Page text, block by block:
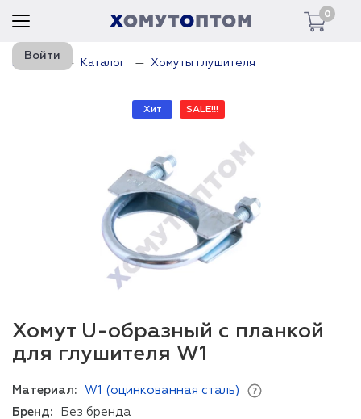
0
Войти
Главная Каталог Хомуты глушителя
Хит SALE!!!
Хомут U-образный с планкой
для глушителя W1
Материал:
W1 (оцинкованная сталь)
Бренд:
Без бренда